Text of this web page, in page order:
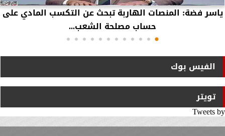
ياسر فضة: المنصات الهاربة تبحث عن التكسب المادي على
حساب مصلحة الشعب...
الفيس بوك
تويتر
Tweets by